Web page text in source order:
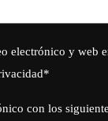
electrónico y web
*
con los